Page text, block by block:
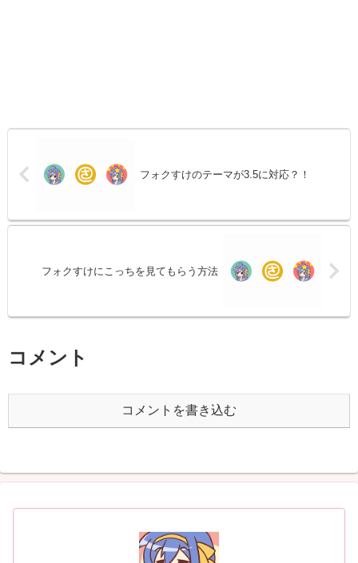
フォクすけのテーマが3.5に対応？！
フォクすけにこっちを見てもらう方法
コメント
コメントを書き込む